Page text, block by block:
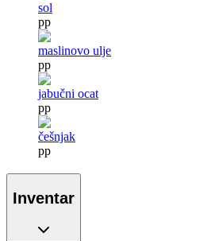
sol
pp
maslinovo ulje
pp
jabučni ocat
pp
češnjak
pp
Inventar